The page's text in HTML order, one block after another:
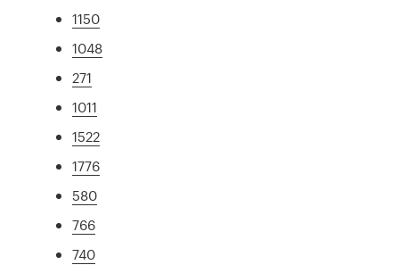
1150
1048
271
1011
1522
1776
580
766
740